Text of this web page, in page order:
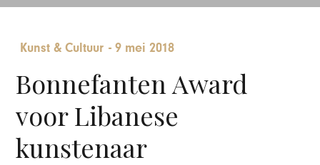
Kunst & Cultuur -9 mei 2018
Bonnefanten Award
voor Libanese
kunstenaar